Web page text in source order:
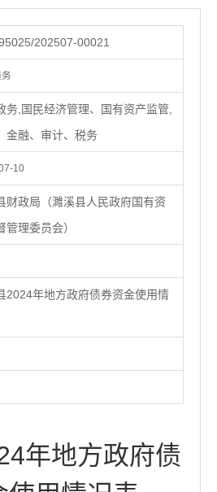
202507-00021
务,国民经济管理、国有资产监管,
金融、审计、税务
10
财政局（濉溪县人民政府国有资
管理委员会）
2024年地方政府债券资金使用情
年地方政府债